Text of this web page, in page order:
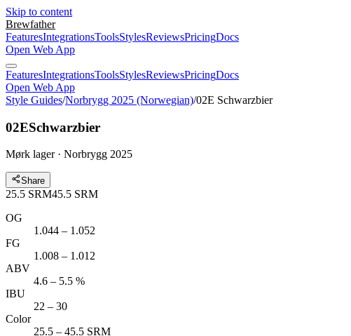
Skip to content
Brewfather
FeaturesIntegrationsToolsStylesReviewsPricingDocs
Open Web App
FeaturesIntegrationsToolsStylesReviewsPricingDocs
Open Web App
Style Guides/Norbrygg 2025 (Norwegian)/02E Schwarzbier
02ESchwarzbier
Mørk lager · Norbrygg 2025
Share
25.5 SRM45.5 SRM
OG
1.044 – 1.052
FG
1.008 – 1.012
ABV
4.6 – 5.5 %
IBU
22 – 30
Color
25.5 – 45.5 SRM